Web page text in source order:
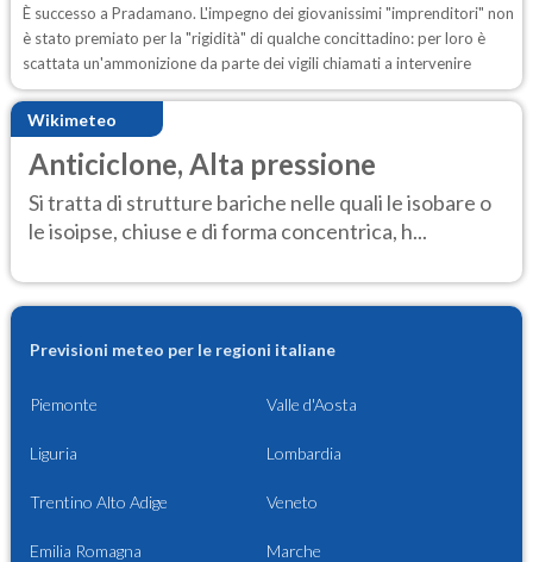
È successo a Pradamano. L'impegno dei giovanissimi "imprenditori" non
è stato premiato per la "rigidità" di qualche concittadino: per loro è
scattata un'ammonizione da parte dei vigili chiamati a intervenire
Wikimeteo
Anticiclone, Alta pressione
Si tratta di strutture bariche nelle quali le isobare o
le isoipse, chiuse e di forma concentrica, h...
Previsioni meteo per le regioni italiane
Piemonte Valle d'Aosta
Liguria Lombardia
Trentino Alto Adige Veneto
Emilia Romagna Marche